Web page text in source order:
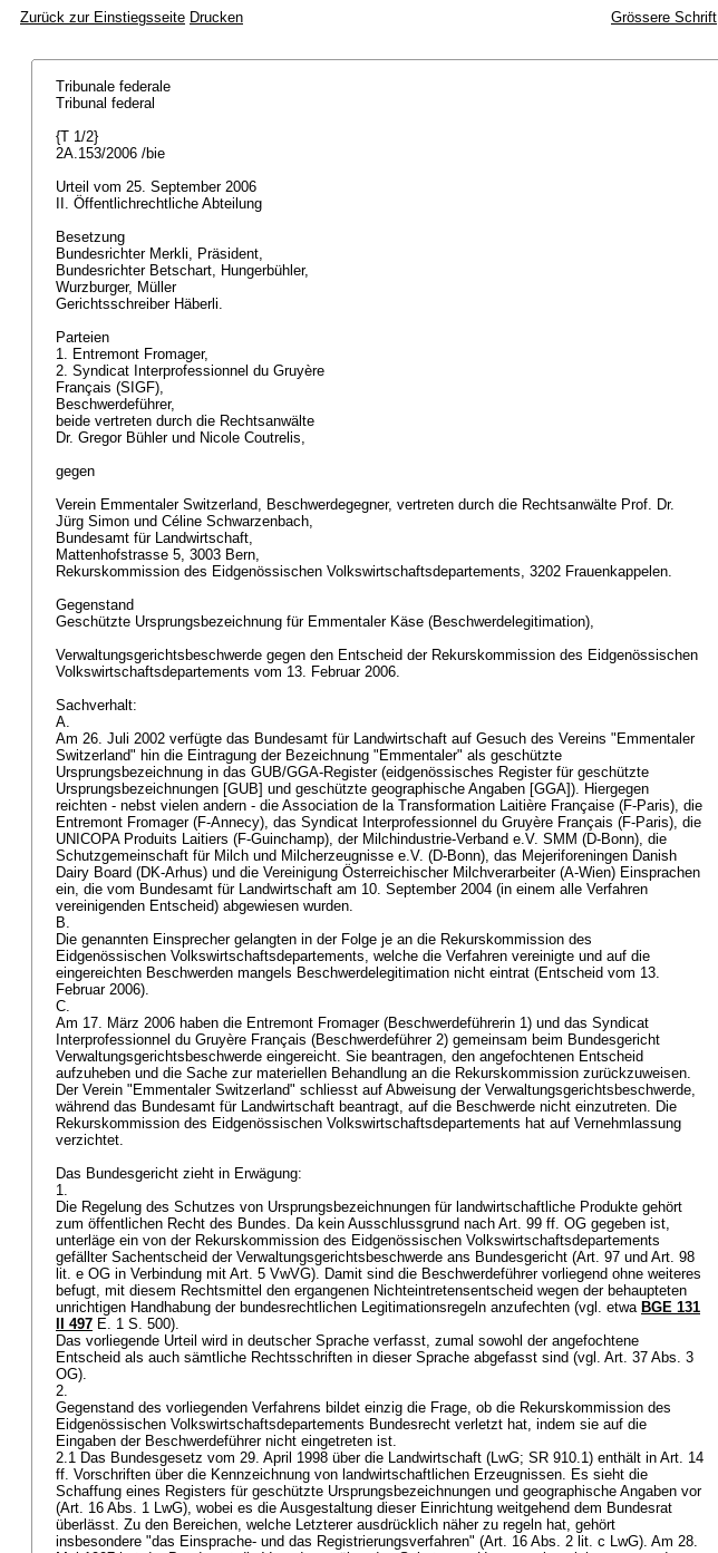
Zurück zur Einstiegsseite Drucken Grössere Schrift
Tribunale federale
Tribunal federal
{T 1/2}
2A.153/2006 /bie
Urteil vom 25. September 2006
II. Öffentlichrechtliche Abteilung
Besetzung
Bundesrichter Merkli, Präsident,
Bundesrichter Betschart, Hungerbühler,
Wurzburger, Müller
Gerichtsschreiber Häberli.
Parteien
1. Entremont Fromager,
2. Syndicat Interprofessionnel du Gruyère
Français (SIGF),
Beschwerdeführer,
beide vertreten durch die Rechtsanwälte
Dr. Gregor Bühler und Nicole Coutrelis,
gegen
Verein Emmentaler Switzerland, Beschwerdegegner, vertreten durch die Rechtsanwälte Prof. Dr.
Jürg Simon und Céline Schwarzenbach,
Bundesamt für Landwirtschaft,
Mattenhofstrasse 5, 3003 Bern,
Rekurskommission des Eidgenössischen Volkswirtschaftsdepartements, 3202 Frauenkappelen.
Gegenstand
Geschützte Ursprungsbezeichnung für Emmentaler Käse (Beschwerdelegitimation),
Verwaltungsgerichtsbeschwerde gegen den Entscheid der Rekurskommission des Eidgenössischen
Volkswirtschaftsdepartements vom 13. Februar 2006.
Sachverhalt:
A.
Am 26. Juli 2002 verfügte das Bundesamt für Landwirtschaft auf Gesuch des Vereins "Emmentaler
Switzerland" hin die Eintragung der Bezeichnung "Emmentaler" als geschützte
Ursprungsbezeichnung in das GUB/GGA-Register (eidgenössisches Register für geschützte
Ursprungsbezeichnungen [GUB] und geschützte geographische Angaben [GGA]). Hiergegen
reichten - nebst vielen andern - die Association de la Transformation Laitière Française (F-Paris), die
Entremont Fromager (F-Annecy), das Syndicat Interprofessionnel du Gruyère Français (F-Paris), die
UNICOPA Produits Laitiers (F-Guinchamp), der Milchindustrie-Verband e.V. SMM (D-Bonn), die
Schutzgemeinschaft für Milch und Milcherzeugnisse e.V. (D-Bonn), das Mejeriforeningen Danish
Dairy Board (DK-Arhus) und die Vereinigung Österreichischer Milchverarbeiter (A-Wien) Einsprachen
ein, die vom Bundesamt für Landwirtschaft am 10. September 2004 (in einem alle Verfahren
vereinigenden Entscheid) abgewiesen wurden.
B.
Die genannten Einsprecher gelangten in der Folge je an die Rekurskommission des
Eidgenössischen Volkswirtschaftsdepartements, welche die Verfahren vereinigte und auf die
eingereichten Beschwerden mangels Beschwerdelegitimation nicht eintrat (Entscheid vom 13.
Februar 2006).
C.
Am 17. März 2006 haben die Entremont Fromager (Beschwerdeführerin 1) und das Syndicat
Interprofessionnel du Gruyère Français (Beschwerdeführer 2) gemeinsam beim Bundesgericht
Verwaltungsgerichtsbeschwerde eingereicht. Sie beantragen, den angefochtenen Entscheid
aufzuheben und die Sache zur materiellen Behandlung an die Rekurskommission zurückzuweisen.
Der Verein "Emmentaler Switzerland" schliesst auf Abweisung der Verwaltungsgerichtsbeschwerde,
während das Bundesamt für Landwirtschaft beantragt, auf die Beschwerde nicht einzutreten. Die
Rekurskommission des Eidgenössischen Volkswirtschaftsdepartements hat auf Vernehmlassung
verzichtet.
Das Bundesgericht zieht in Erwägung:
1.
Die Regelung des Schutzes von Ursprungsbezeichnungen für landwirtschaftliche Produkte gehört
zum öffentlichen Recht des Bundes. Da kein Ausschlussgrund nach Art. 99 ff. OG gegeben ist,
unterläge ein von der Rekurskommission des Eidgenössischen Volkswirtschaftsdepartements
gefällter Sachentscheid der Verwaltungsgerichtsbeschwerde ans Bundesgericht (Art. 97 und Art. 98
lit. e OG in Verbindung mit Art. 5 VwVG). Damit sind die Beschwerdeführer vorliegend ohne weiteres
befugt, mit diesem Rechtsmittel den ergangenen Nichteintretensentscheid wegen der behaupteten
unrichtigen Handhabung der bundesrechtlichen Legitimationsregeln anzufechten (vgl. etwa BGE 131
II 497 E. 1 S. 500).
Das vorliegende Urteil wird in deutscher Sprache verfasst, zumal sowohl der angefochtene
Entscheid als auch sämtliche Rechtsschriften in dieser Sprache abgefasst sind (vgl. Art. 37 Abs. 3
OG).
2.
Gegenstand des vorliegenden Verfahrens bildet einzig die Frage, ob die Rekurskommission des
Eidgenössischen Volkswirtschaftsdepartements Bundesrecht verletzt hat, indem sie auf die
Eingaben der Beschwerdeführer nicht eingetreten ist.
2.1 Das Bundesgesetz vom 29. April 1998 über die Landwirtschaft (LwG; SR 910.1) enthält in Art. 14
ff. Vorschriften über die Kennzeichnung von landwirtschaftlichen Erzeugnissen. Es sieht die
Schaffung eines Registers für geschützte Ursprungsbezeichnungen und geographische Angaben vor
(Art. 16 Abs. 1 LwG), wobei es die Ausgestaltung dieser Einrichtung weitgehend dem Bundesrat
überlässt. Zu den Bereichen, welche Letzterer ausdrücklich näher zu regeln hat, gehört
insbesondere "das Einsprache- und das Registrierungsverfahren" (Art. 16 Abs. 2 lit. c LwG). Am 28.